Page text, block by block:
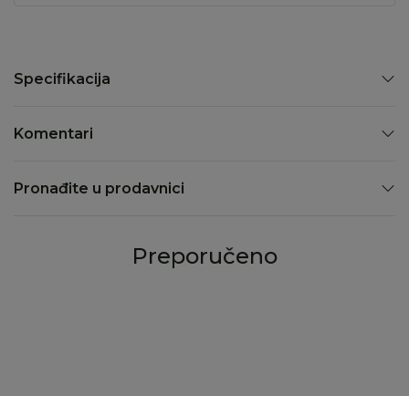
Specifikacija
Komentari
Pronađite u prodavnici
Preporučeno